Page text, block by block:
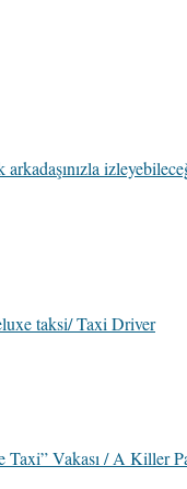
taksi/ Taxi Driver
Taxi” Vakası / A Killer